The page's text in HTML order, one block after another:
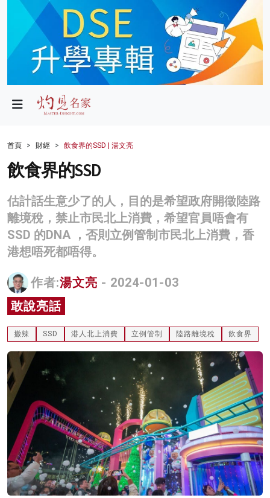
政局
財經
生活
商業
科技
名家榜
灼見活動
關於我們
首頁 財經 飲食界的SSD | 湯文亮
飲食界的SSD
估計話生意少了的人，目的是希望政府開徵陸路
離境稅，禁止市民北上消費，希望官員唔會有
SSD 的DNA ，否則立例管制市民北上消費，香
港想唔死都唔得。
作者:湯文亮 - 2024-01-03
敢說亮話
撤辣 SSD 港人北上消費 立例管制 陸路離境稅 飲食界